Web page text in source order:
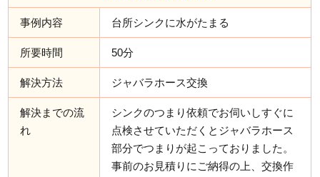
事例内容 台所シンクに水がたまる
所要時間 50分
解決方法 ジャバラホース交換
解決までの流
れ
シンクのつまり依頼でお伺いしすぐに
点検させていただくとジャバラホース
部分でつまりが起こっておりました。
事前のお見積りにご納得の上、交換作